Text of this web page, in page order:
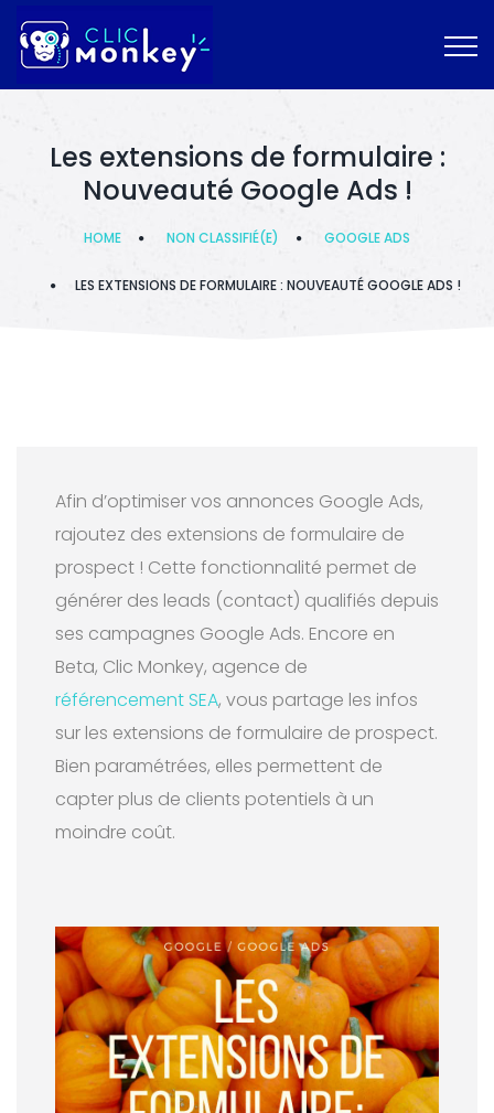
Les extensions de formulaire :
Nouveauté Google Ads !
HOME NON CLASSIFIÉ(E) GOOGLE ADS
LES EXTENSIONS DE FORMULAIRE : NOUVEAUTÉ GOOGLE ADS !
Afin d’optimiser vos annonces Google Ads,
rajoutez des extensions de formulaire de
prospect ! Cette fonctionnalité permet de
générer des leads (contact) qualifiés depuis
ses campagnes Google Ads. Encore en
Beta, Clic Monkey, agence de
référencement SEA, vous partage les infos
sur les extensions de formulaire de prospect.
Bien paramétrées, elles permettent de
capter plus de clients potentiels à un
moindre coût.